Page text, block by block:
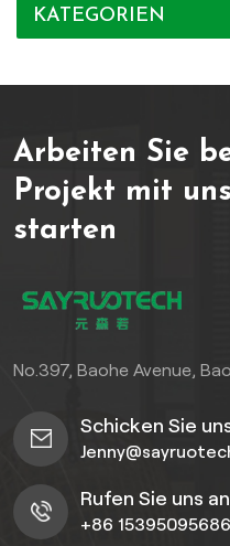
zeichnet er sich durch eine
robuste Struktur aus, die
frequentierte Bereiche in
Wohn- und
Geschäftsräumen macht.
Der Bodenbelag ist in einer
klassischen Holzoptiken bis
hin zu modernen
Marmorimitationen – und
KATEGORIEN
Arbeiten Sie
Projekt mit
starten
No.397, Baohe Avenue,
Schicken Sie
Rufen Sie uns
+86 15395095686